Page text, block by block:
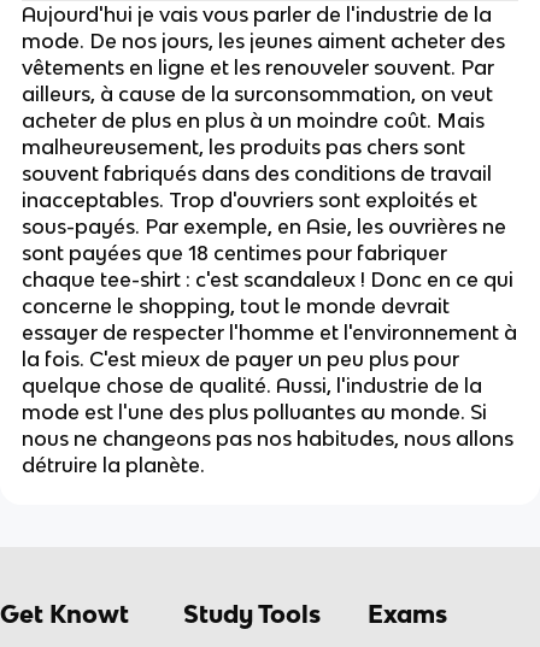
Aujourd'hui je vais vous parler de l'industrie de la
mode. De nos jours, les jeunes aiment acheter des
vêtements en ligne et les renouveler souvent. Par
ailleurs, à cause de la surconsommation, on veut
acheter de plus en plus à un moindre coût. Mais
malheureusement, les produits pas chers sont
souvent fabriqués dans des conditions de travail
inacceptables. Trop d'ouvriers sont exploités et
sous-payés. Par exemple, en Asie, les ouvrières ne
sont payées que 18 centimes pour fabriquer
chaque tee-shirt : c'est scandaleux ! Donc en ce qui
concerne le shopping, tout le monde devrait
essayer de respecter l'homme et l'environnement à
la fois. C'est mieux de payer un peu plus pour
quelque chose de qualité. Aussi, l'industrie de la
mode est l'une des plus polluantes au monde. Si
nous ne changeons pas nos habitudes, nous allons
détruire la planète.
Get Knowt Study Tools Exams